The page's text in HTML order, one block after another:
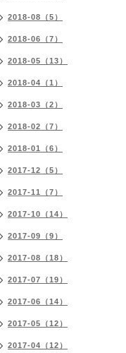
2018-08（5）
2018-06（7）
2018-05（13）
2018-04（1）
2018-03（2）
2018-02（7）
2018-01（6）
2017-12（5）
2017-11（7）
2017-10（14）
2017-09（9）
2017-08（18）
2017-07（19）
2017-06（14）
2017-05（12）
2017-04（12）